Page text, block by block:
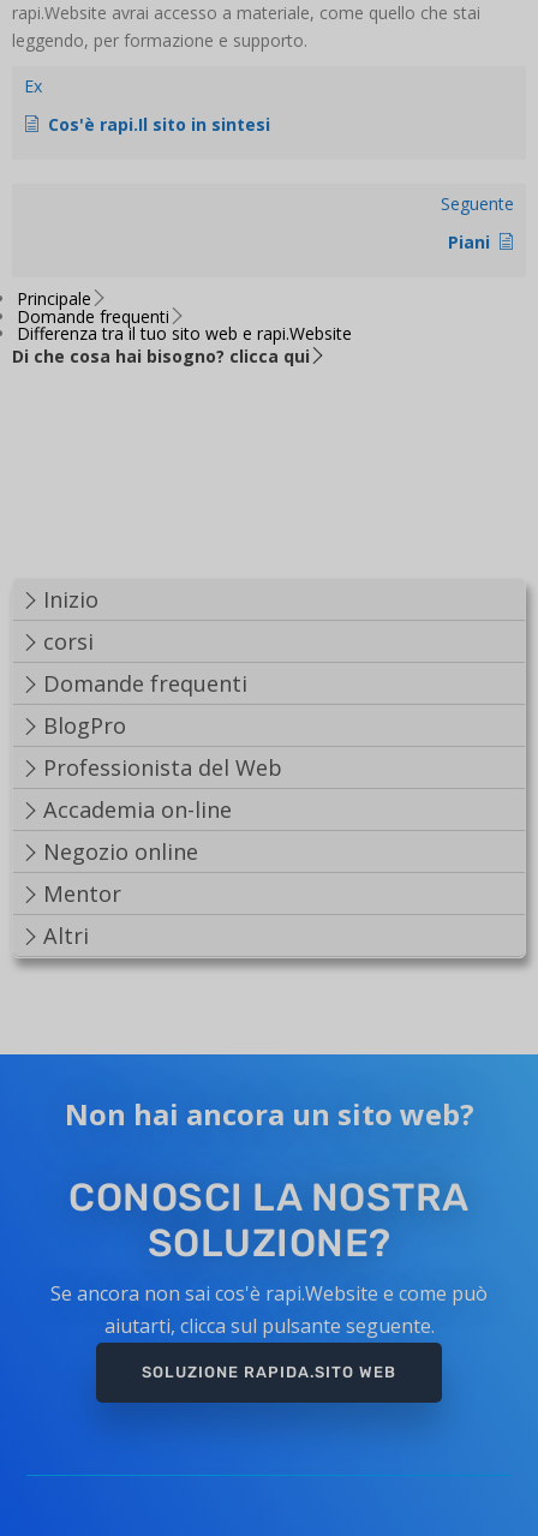
Inizio
corsi
Domande frequenti
BlogPro
Professionista del Web
Accademia on-line
Negozio online
Mentor
Altri
rapi.Website avrai accesso a materiale, come quello che stai
leggendo, per formazione e supporto.
Ex
Cos'è rapi.Il sito in sintesi
Seguente
Piani
Principale
Domande frequenti
Differenza tra il tuo sito web e rapi.Website
Di che cosa hai bisogno? clicca qui
Non hai ancora un sito web?
CONOSCI LA NOSTRA
SOLUZIONE?
Se ancora non sai cos'è rapi.Website e come può
aiutarti, clicca sul pulsante seguente.
SOLUZIONE RAPIDA.SITO WEB